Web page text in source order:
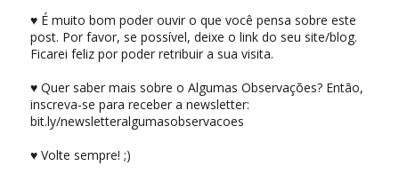
♥ É muito bom poder ouvir o que você pensa sobre este
post. Por favor, se possível, deixe o link do seu site/blog.
Ficarei feliz por poder retribuir a sua visita.
♥ Quer saber mais sobre o Algumas Observações? Então,
inscreva-se para receber a newsletter:
bit.ly/newsletteralgumasobservacoes
♥ Volte sempre! ;)